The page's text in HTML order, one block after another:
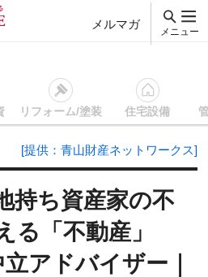
メルマガ
メニュー
リフォーム/塗装 住宅設備
/保険 記事を読む 東京都内・土
[提供：青山財産ネットワークス]
持ち資産家の不
る「不動産」
アドバイザー｜